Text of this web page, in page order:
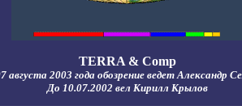
TERRA & Comp
августа 2003 года обозрение ведет Александр
До 10.07.2002 вел Кирилл Крылов